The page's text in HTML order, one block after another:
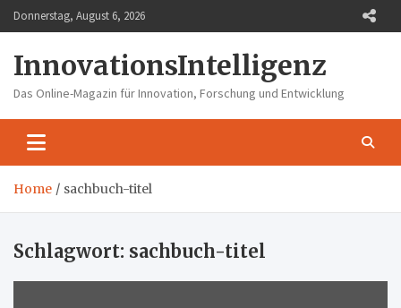
Skip
to
Donnerstag, August 6, 2026
InnovationsIntelligenz
Das Online-Magazin für Innovation, Forschung und Entwicklung
Home sachbuch-titel
Schlagwort: sachbuch-titel